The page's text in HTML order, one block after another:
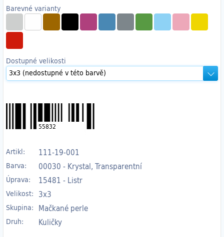
Barevné varianty
Dostupné velikosti
55832
Artikl: 111-19-001
Barva: 00030 - Krystal, Transparentní
Úprava: 15481 - Listr
Velikost: 3x3
Skupina: Mačkané perle
Druh: Kuličky